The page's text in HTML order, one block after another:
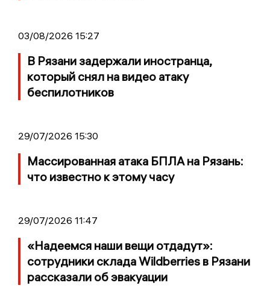
03/08/2026 15:27
В Рязани задержали иностранца,
который снял на видео атаку
беспилотников
29/07/2026 15:30
Массированная атака БПЛА на Рязань:
что известно к этому часу
29/07/2026 11:47
«Надеемся наши вещи отдадут»:
сотрудники склада Wildberries в Рязани
рассказали об эвакуации